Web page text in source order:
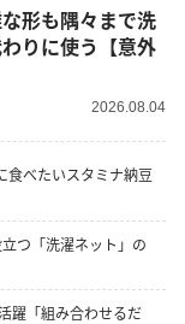
形も隅々まで洗
りに使う【意外
2026.08.04
食べたいスタミナ納豆
つ「洗濯ネット」の
躍「組み合わせるだ